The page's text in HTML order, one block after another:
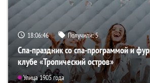
18:06:45 Получили:5
Спа-праздник со спа-программой и
клубе «Тропический остров»
Улица 1905 года